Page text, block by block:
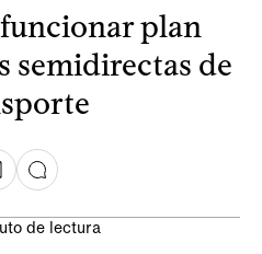
plan
semidirectas de
de lectura